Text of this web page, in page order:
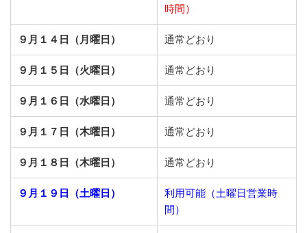
時間）
９月１４日（月曜日） 通常どおり
９月１５日（火曜日） 通常どおり
９月１６日（水曜日） 通常どおり
９月１７日（木曜日） 通常どおり
９月１８日（木曜日） 通常どおり
９月１９日（土曜日）
利用可能（土曜日営業時
間）